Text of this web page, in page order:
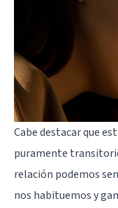
Cabe destacar que
puramente
relación podemos
nos habituemos y